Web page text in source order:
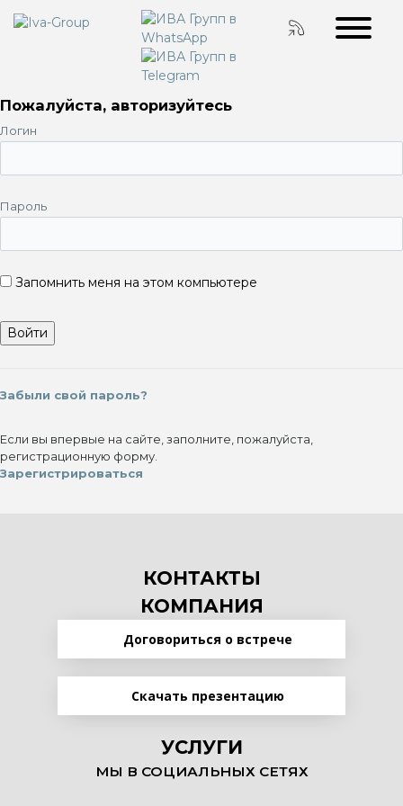
Пожалуйста, авторизуйтесь
Логин
Пароль
Запомнить меня на этом компьютере
Забыли свой пароль?
Если вы впервые на сайте, заполните, пожалуйста,
регистрационную форму.
Зарегистрироваться
КОНТАКТЫ
КОМПАНИЯ
Договориться о встрече
Скачать презентацию
УСЛУГИ
МЫ В СОЦИАЛЬНЫХ СЕТЯХ